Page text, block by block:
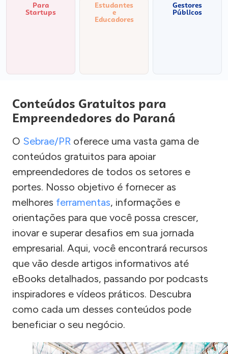
Para
Startups
Estudantes
e
Educadores
Gestores
Públicos
Conteúdos Gratuitos para
Empreendedores do Paraná
O Sebrae/PR oferece uma vasta gama de
conteúdos gratuitos para apoiar
empreendedores de todos os setores e
portes. Nosso objetivo é fornecer as
melhores ferramentas, informações e
orientações para que você possa crescer,
inovar e superar desafios em sua jornada
empresarial. Aqui, você encontrará recursos
que vão desde artigos informativos até
eBooks detalhados, passando por podcasts
inspiradores e vídeos práticos. Descubra
como cada um desses conteúdos pode
beneficiar o seu negócio.